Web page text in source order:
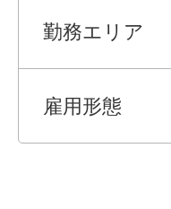
勤務エリア
雇用形態